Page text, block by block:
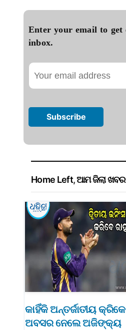
Enter your email to
inbox.
Home Left,ଆମ ଜିଲା ଖବର
କାହିଁକି ଅନ୍ତର୍ଜାତୀୟ
ଅବସର ନେଲେ ଅଜିଙ୍କ୍ୟ